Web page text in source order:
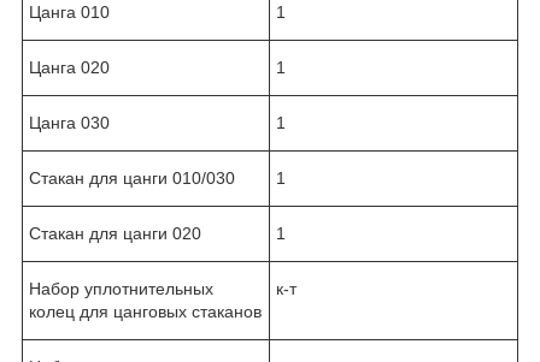
Цанга 010 1
Цанга 020 1
Цанга 030 1
Стакан для цанги 010/030 1
Стакан для цанги 020 1
Набор уплотнительных
колец для цанговых стаканов
к-т